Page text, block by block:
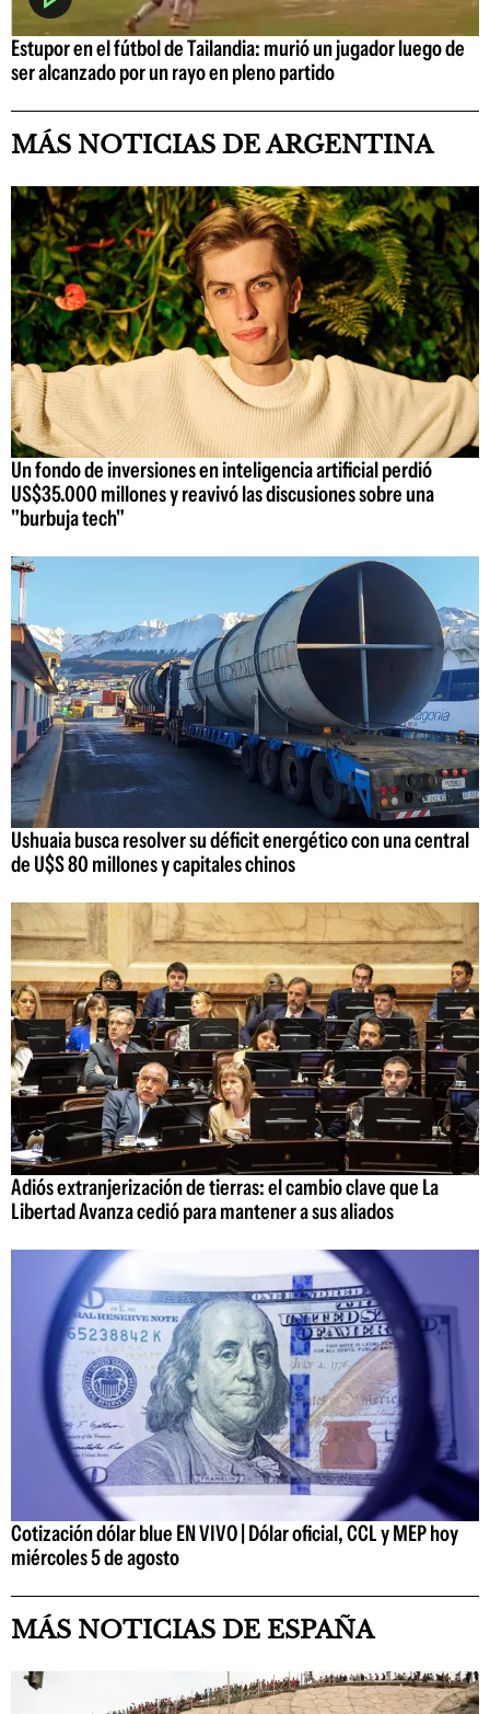
Estupor en el fútbol de Tailandia: murió un jugador luego de
ser alcanzado por un rayo en pleno partido
MÁS NOTICIAS DE ARGENTINA
Un fondo de inversiones en inteligencia artificial perdió
US$35.000 millones y reavivó las discusiones sobre una
"burbuja tech"
Ushuaia busca resolver su déficit energético con una central
de U$S 80 millones y capitales chinos
Adiós extranjerización de tierras: el cambio clave que La
Libertad Avanza cedió para mantener a sus aliados
Cotización dólar blue EN VIVO | Dólar oficial, CCL y MEP hoy
miércoles 5 de agosto
MÁS NOTICIAS DE ESPAÑA